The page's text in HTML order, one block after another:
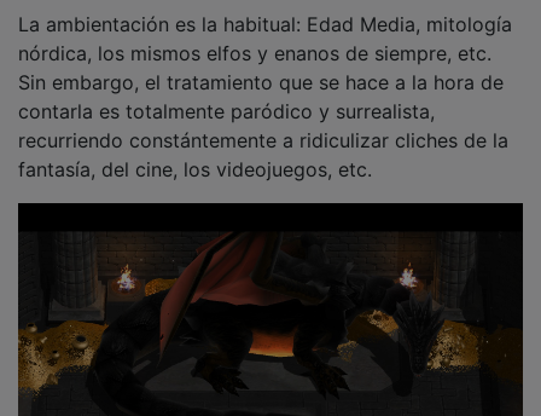
nórdica, los mismos elfos y enanos de siempre, etc.
Sin embargo, el tratamiento que se hace a la hora de
contarla es totalmente paródico y surrealista,
recurriendo constántemente a ridiculizar cliches de la
fantasía, del cine, los videojuegos, etc.